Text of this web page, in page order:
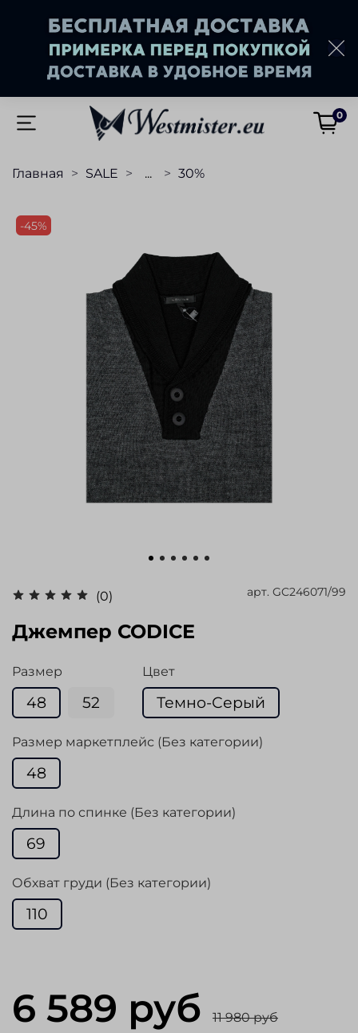
0
Главная SALE ... 30%
-45%
(0) арт. GC246071/99
Джемпер CODICE
Размер
48 52
Цвет
Темно-Серый
Размер маркетплейс (Без категории)
48
Длина по спинке (Без категории)
69
Обхват груди (Без категории)
110
6 589 руб 11 980 руб